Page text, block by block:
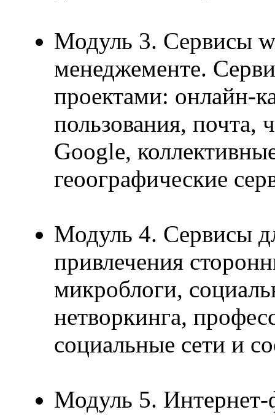
Модуль 3. Сервисы
менеджементе.
проектами: онлайн-
пользования, почта,
Google,
геоографические
Модуль 4. Сервисы
привлечения
микроблоги,
нетворкинга,
социальные сети и
Модуль 5. Интернет-